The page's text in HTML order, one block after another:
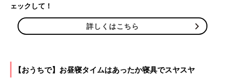
ェックして！
詳しくはこちら
【おうちで】お昼寝タイムはあったか寝具でスヤスヤ